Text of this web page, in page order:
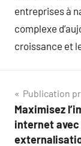
entreprises à
complexe
croissance et
de
Publication
Maximisez
internet avec